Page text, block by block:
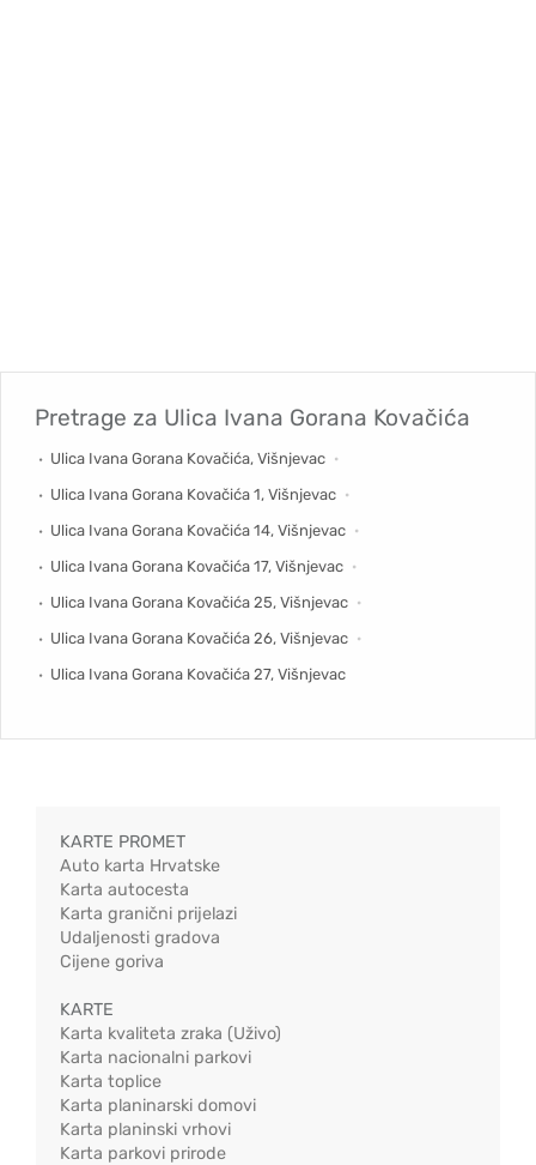
Pretrage za Ulica Ivana Gorana Kovačića
Ulica Ivana Gorana Kovačića, Višnjevac
Ulica Ivana Gorana Kovačića 1, Višnjevac
Ulica Ivana Gorana Kovačića 14, Višnjevac
Ulica Ivana Gorana Kovačića 17, Višnjevac
Ulica Ivana Gorana Kovačića 25, Višnjevac
Ulica Ivana Gorana Kovačića 26, Višnjevac
Ulica Ivana Gorana Kovačića 27, Višnjevac
KARTE PROMET
Auto karta Hrvatske
Karta autocesta
Karta granični prijelazi
Udaljenosti gradova
Cijene goriva
KARTE
Karta kvaliteta zraka (Uživo)
Karta nacionalni parkovi
Karta toplice
Karta planinarski domovi
Karta planinski vrhovi
Karta parkovi prirode